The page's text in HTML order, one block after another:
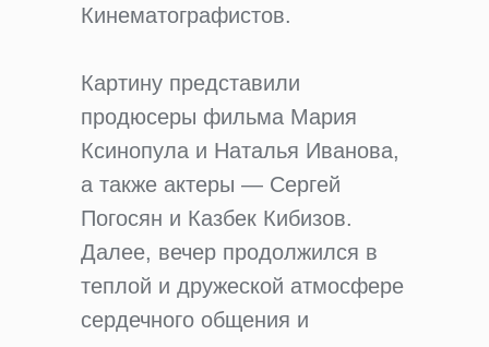
Кинематографистов.
Картину представили
продюсеры фильма Мария
Ксинопула и Наталья Иванова,
а также актеры — Сергей
Погосян и Казбек Кибизов.
Далее, вечер продолжился в
теплой и дружеской атмосфере
сердечного общения и